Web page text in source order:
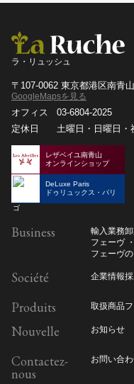
ラ・リュッシュ
〒107-0062 東京都港区南青
GoogleMapsを見る
オフィス
03-6804-2025
定休日
土曜日・日曜日・
レザベイユ南青山
オンラインショップ
DeLuxe Paris
ドゥリュックス・パリ
Business 輸入業務
フェーヴ
フェーヴ
Société 企業情報
Produits 取扱商品
Nouvelle お知らせ
Contactez-
nous
お問い合